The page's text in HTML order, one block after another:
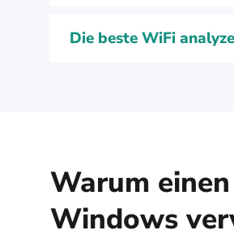
Die beste WiFi
Warum
Windows